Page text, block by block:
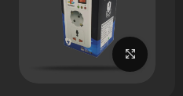
برای بزرگنمایی کلیک کنید